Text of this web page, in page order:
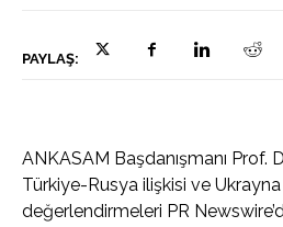
PAYLAŞ:
ANKASAM Başdanışmanı Prof.
Türkiye-Rusya ilişkisi ve Ukrayna
değerlendirmeleri PR